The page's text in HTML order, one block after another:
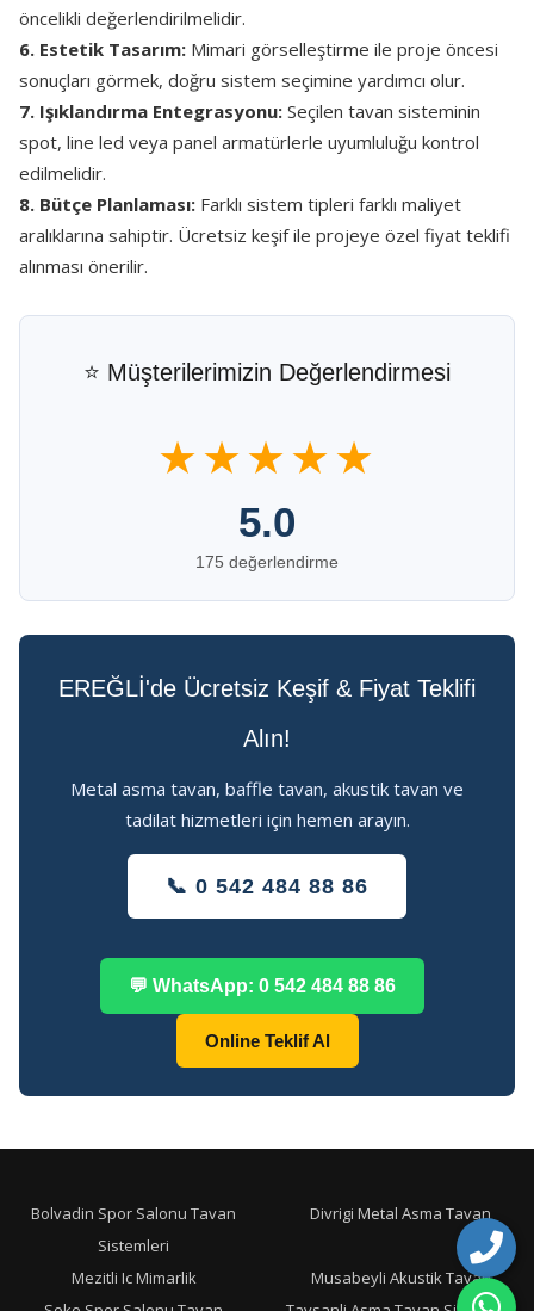
öncelikli değerlendirilmelidir.
6. Estetik Tasarım: Mimari görselleştirme ile proje öncesi
sonuçları görmek, doğru sistem seçimine yardımcı olur.
7. Işıklandırma Entegrasyonu: Seçilen tavan sisteminin
spot, line led veya panel armatürlerle uyumluluğu kontrol
edilmelidir.
8. Bütçe Planlaması: Farklı sistem tipleri farklı maliyet
aralıklarına sahiptir. Ücretsiz keşif ile projeye özel fiyat teklifi
alınması önerilir.
⭐ Müşterilerimizin Değerlendirmesi
★★★★★
5.0
175 değerlendirme
EREĞLİ'de Ücretsiz Keşif & Fiyat Teklifi
Alın!
Metal asma tavan, baffle tavan, akustik tavan ve
tadilat hizmetleri için hemen arayın.
📞 0 542 484 88 86
💬 WhatsApp: 0 542 484 88 86
Online Teklif Al
Bolvadin Spor Salonu Tavan
Sistemleri
Divrigi Metal Asma Tavan
Mezitli Ic Mimarlik
Musabeyli Akustik Tavan